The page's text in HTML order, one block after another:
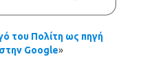
του Πολίτη ως πηγή
Google»